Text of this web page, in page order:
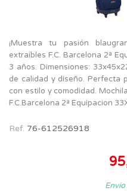
¡Muestra tu pasión
extraíbles F.C. Barcelona 2ª
3 años. Dimensiones:
de calidad y diseño. Perfecta
con estilo y comodidad.
F.C.Barcelona 2ª Equipacion
Ref. 76-612526918
Envío